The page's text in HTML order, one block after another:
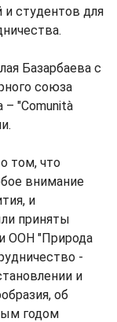
студентов для
Базарбаева с
союза
"Comunità
том, что
внимание
и
приняты
ООН "Природа
-
и
об
годом